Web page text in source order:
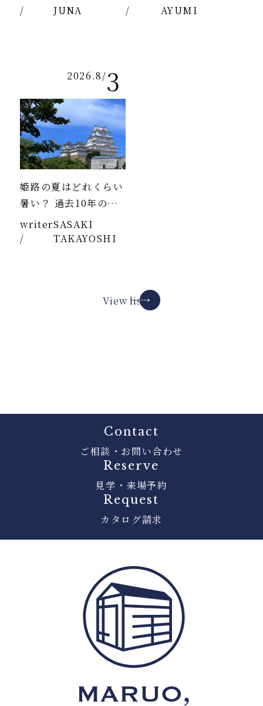
/
JUNA
/
AYUMI
2026.8/3
姫路の夏はどれくらい
暑い？ 過去10年のデ
ータより
writer
/
SASAKI
TAKAYOSHI
View list
Contact
ご相談・お問い合わせ
Reserve
見学・来場予約
Request
カタログ請求